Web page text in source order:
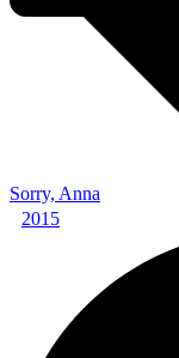
Sorry, Anna
2015